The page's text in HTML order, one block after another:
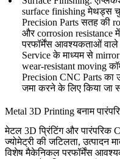
surface finishing मेथड्स
Precision Partsसतह की
और corrosion resistance
परफॉर्मेंस आवश्यकताओं वाले
Serviceके माध्यम से
wear-resistant moving
Precision CNC Partsका
जमा करने के लिए किया जा
Metal 3D Printing बनाम
मेटल 3D प्रिंटिंग और पारंपरिक
ज्योमेट्री की जटिलता,
विशेष मैकेनिकल परफॉर्मेंस